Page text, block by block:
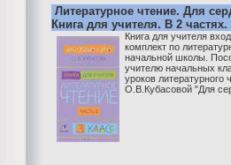
Литературное чтение. Для
Книга для учителя. В 2 частях.
Книга для учителя
комплект по
начальной школы.
учителю начальных
уроков литературного
О.В.Кубасовой "Для